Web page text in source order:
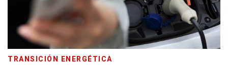
TRANSICIÓN ENERGÉTICA